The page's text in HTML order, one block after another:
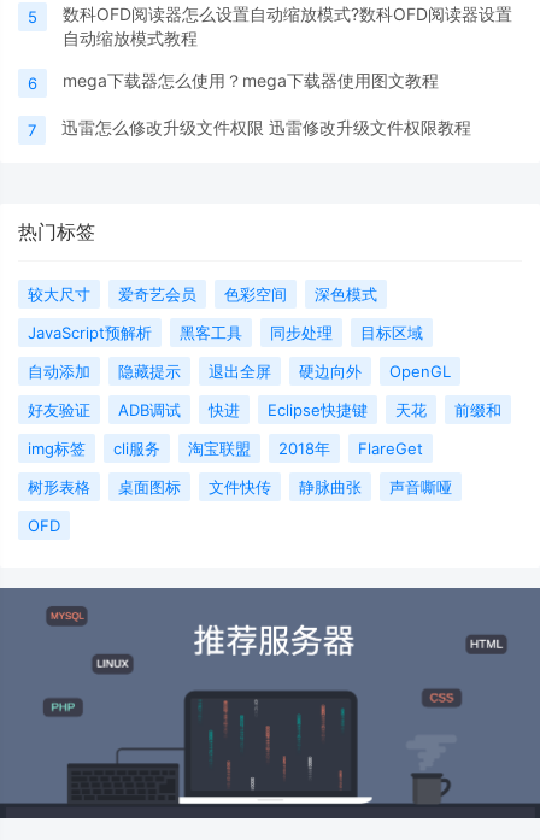
5
数科OFD阅读器怎么设置自动缩放模式?数科OFD阅读器设置
自动缩放模式教程
6 mega下载器怎么使用？mega下载器使用图文教程
7 迅雷怎么修改升级文件权限 迅雷修改升级文件权限教程
热门标签
较大尺寸 爱奇艺会员 色彩空间
深色模式
JavaScript预解析
黑客工具 同步处理
目标区域
自动添加
隐藏提示 退出全屏 硬边向外
OpenGL
好友验证
ADB调试 快进 Eclipse快捷键 天花
前缀和
img标签
cli服务 淘宝联盟 2018年
FlareGet
树形表格
桌面图标 文件快传 静脉曲张
声音嘶哑
OFD